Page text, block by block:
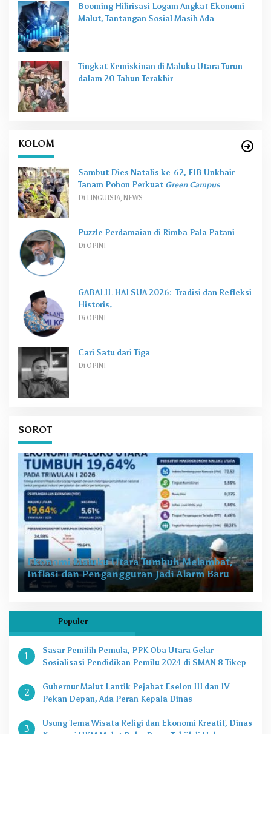
Booming Hilirisasi Logam Angkat Ekonomi
Malut, Tantangan Sosial Masih Ada
Tingkat Kemiskinan di Maluku Utara Turun
dalam 20 Tahun Terakhir
KOLOM
Sambut Dies Natalis ke-62, FIB Unkhair
Tanam Pohon Perkuat Green Campus
Di LINGUISTA, NEWS
Puzzle Perdamaian di Rimba Pala Patani
Di OPINI
GABALIL HAI SUA 2026: Tradisi dan Refleksi
Historis.
Di OPINI
Cari Satu dari Tiga
Di OPINI
SOROT
Ekonomi Maluku Utara Tumbuh Melambat,
Inflasi dan Pengangguran Jadi Alarm Baru
Populer
1
Sasar Pemilih Pemula, PPK Oba Utara Gelar
Sosialisasi Pendidikan Pemilu 2024 di SMAN 8 Tikep
2
Gubernur Malut Lantik Pejabat Eselon III dan IV
Pekan Depan, Ada Peran Kepala Dinas
3
Usung Tema Wisata Religi dan Ekonomi Kreatif, Dinas
Koperasi UKM Malut Buka Pasar Takjil di Halaman